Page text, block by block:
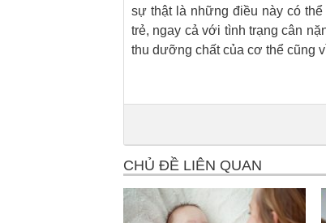
sự thật là những điều này có
trẻ, ngay cả với tình trạng cân
thu dưỡng chất của cơ thể cũng
CHỦ ĐỀ LIÊN QUAN